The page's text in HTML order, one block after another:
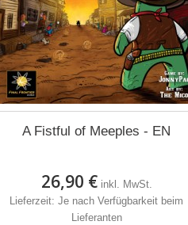
A Fistful of Meeples - EN
26,90 € inkl. MwSt.
Lieferzeit: Je nach Verfügbarkeit beim
Lieferanten